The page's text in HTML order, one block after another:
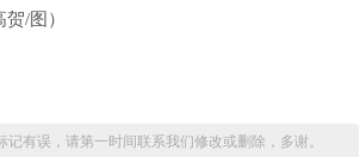
/图）
有误，请第一时间联系我们修改或删除，多谢。